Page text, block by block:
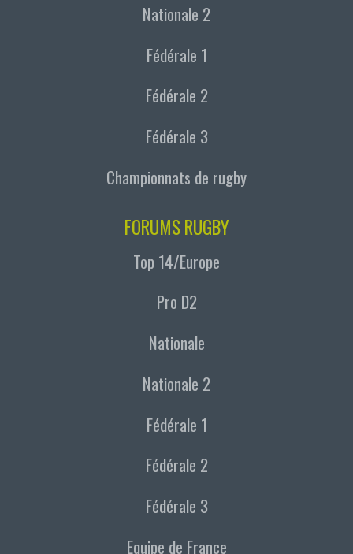
Nationale 2
Fédérale 1
Fédérale 2
Fédérale 3
Championnats de rugby
FORUMS RUGBY
Top 14/Europe
Pro D2
Nationale
Nationale 2
Fédérale 1
Fédérale 2
Fédérale 3
Equipe de France